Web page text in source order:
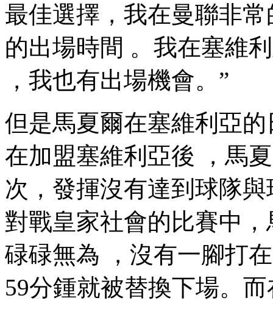
最佳選擇，我在曼聯非
的出場時間 。我在塞維利
，我也有出場機會。”
但是馬夏爾在塞維利亞的
在加盟塞維利亞後 ，
次，發揮沒有達到球隊與
對戰皇家社會的比賽中
碌碌無為 ，沒有一腳打
59分鍾就被替換下場。